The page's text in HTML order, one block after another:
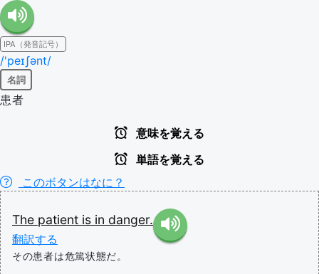
IPA（発音記号）
/'peɪʃənt/
名詞
患者
意味を覚える
単語を覚える
このボタンはなに？
The patient is in danger.
翻訳する
その患者は危篤状態だ。